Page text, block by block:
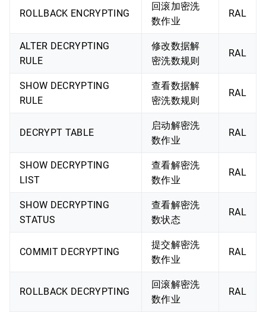
ROLLBACK ENCRYPTING
回滚加密洗
数作业
RAL
ALTER DECRYPTING
RULE
修改数据解
密洗数规则
RAL
SHOW DECRYPTING
RULE
查看数据解
密洗数规则
RAL
DECRYPT TABLE
启动解密洗
数作业
RAL
SHOW DECRYPTING
LIST
查看解密洗
数作业
RAL
SHOW DECRYPTING
STATUS
查看解密洗
数状态
RAL
COMMIT DECRYPTING
提交解密洗
数作业
RAL
ROLLBACK DECRYPTING
回滚解密洗
数作业
RAL